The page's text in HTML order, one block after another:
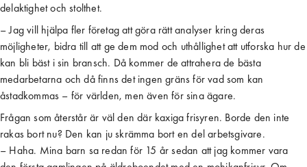
delaktighet och stolthet.
– Jag vill hjälpa fler företag att göra rätt analyser kring deras
möjligheter, bidra till att ge dem mod och uthållighet att utforska hur de
kan bli bäst i sin bransch. Då kommer de attrahera de bästa
medarbetarna och då finns det ingen gräns för vad som kan
åstadkommas – för världen, men även för sina ägare.
Frågan som återstår är väl den där kaxiga frisyren. Borde den inte
rakas bort nu? Den kan ju skrämma bort en del arbetsgivare.
– Haha. Mina barn sa redan för 15 år sedan att jag kommer vara